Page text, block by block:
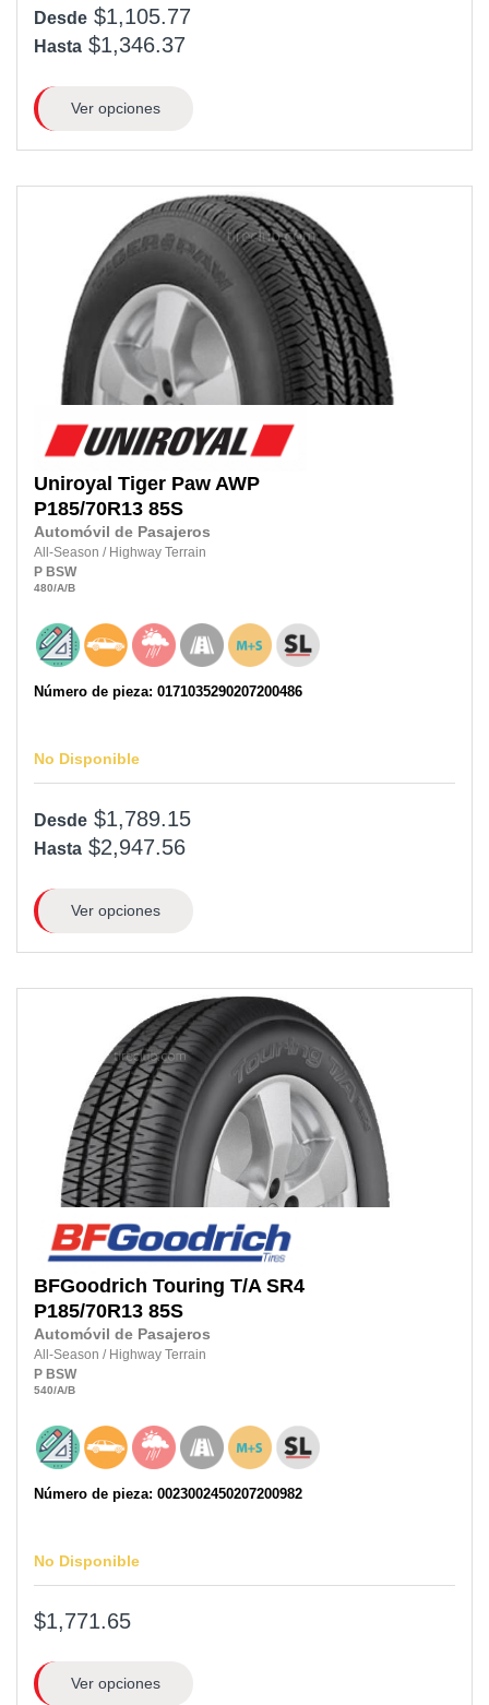
Desde $1,105.77
Hasta $1,346.37
Ver opciones
Uniroyal Tiger Paw AWP
P185/70R13 85S
Automóvil de Pasajeros
All-Season / Highway Terrain
P BSW
480/A/B
Número de pieza: 0171035290207200486
No Disponible
Desde $1,789.15
Hasta $2,947.56
Ver opciones
BFGoodrich Touring T/A SR4
P185/70R13 85S
Automóvil de Pasajeros
All-Season / Highway Terrain
P BSW
540/A/B
Número de pieza: 0023002450207200982
No Disponible
$1,771.65
Ver opciones